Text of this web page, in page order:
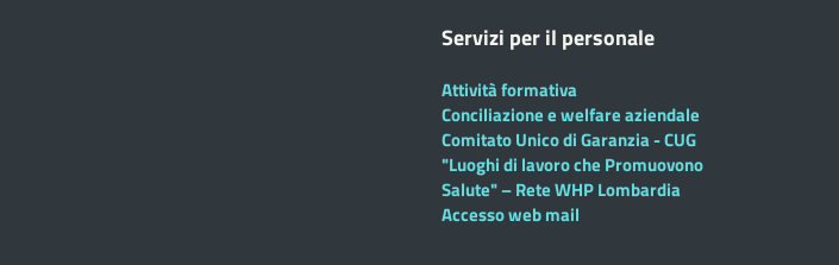
Servizi per il personale
Attività formativa
Conciliazione e welfare aziendale
Comitato Unico di Garanzia - CUG
"Luoghi di lavoro che Promuovono
Salute" – Rete WHP Lombardia
Accesso web mail